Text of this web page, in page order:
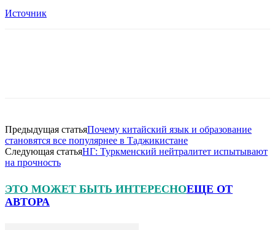
Источник
Предыдущая статьяПочему китайский язык и образование
становятся все популярнее в Таджикистане
Следующая статьяНГ: Туркменский нейтралитет испытывают
на прочность
ЭТО МОЖЕТ БЫТЬ ИНТЕРЕСНОЕЩЕ ОТ
АВТОРА